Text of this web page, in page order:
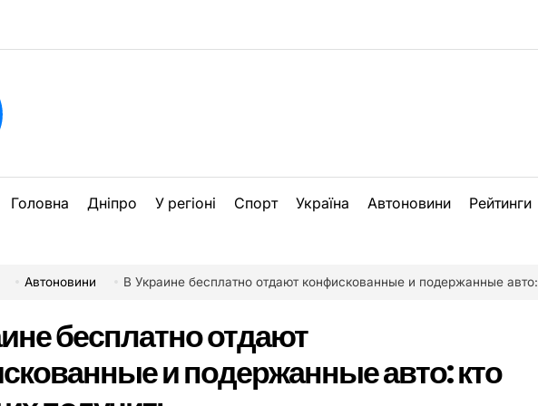
Головна Дніпро У регіоні Спорт Україна Автоновини Рейтинги
Автоновини В Украине бесплатно отдают конфискованные и подержанные авто: кто может их получить
бесплатно отдают
и подержанные авто: кто